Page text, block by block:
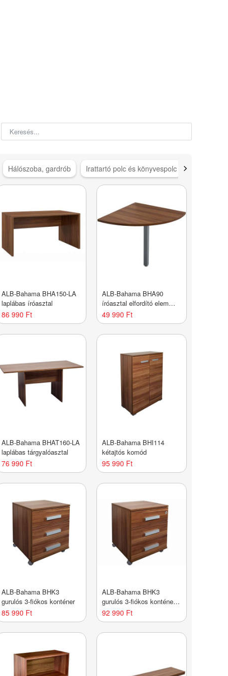
Hálószoba, gardrób Irattartó polc és könyvespolc
ALB-Bahama BHA150-LA
laplábas íróasztal
86 990 Ft
ALB-Bahama BHA90
íróasztal elfordító elem
(90fok)
49 990 Ft
ALB-Bahama BHAT160-LA
laplábas tárgyalóasztal
76 990 Ft
ALB-Bahama BHI114
kétajtós komód
95 990 Ft
ALB-Bahama BHK3
gurulós 3-fiókos konténer
85 990 Ft
ALB-Bahama BHK3
gurulós 3-fiókos konténer
központi zárral
92 990 Ft